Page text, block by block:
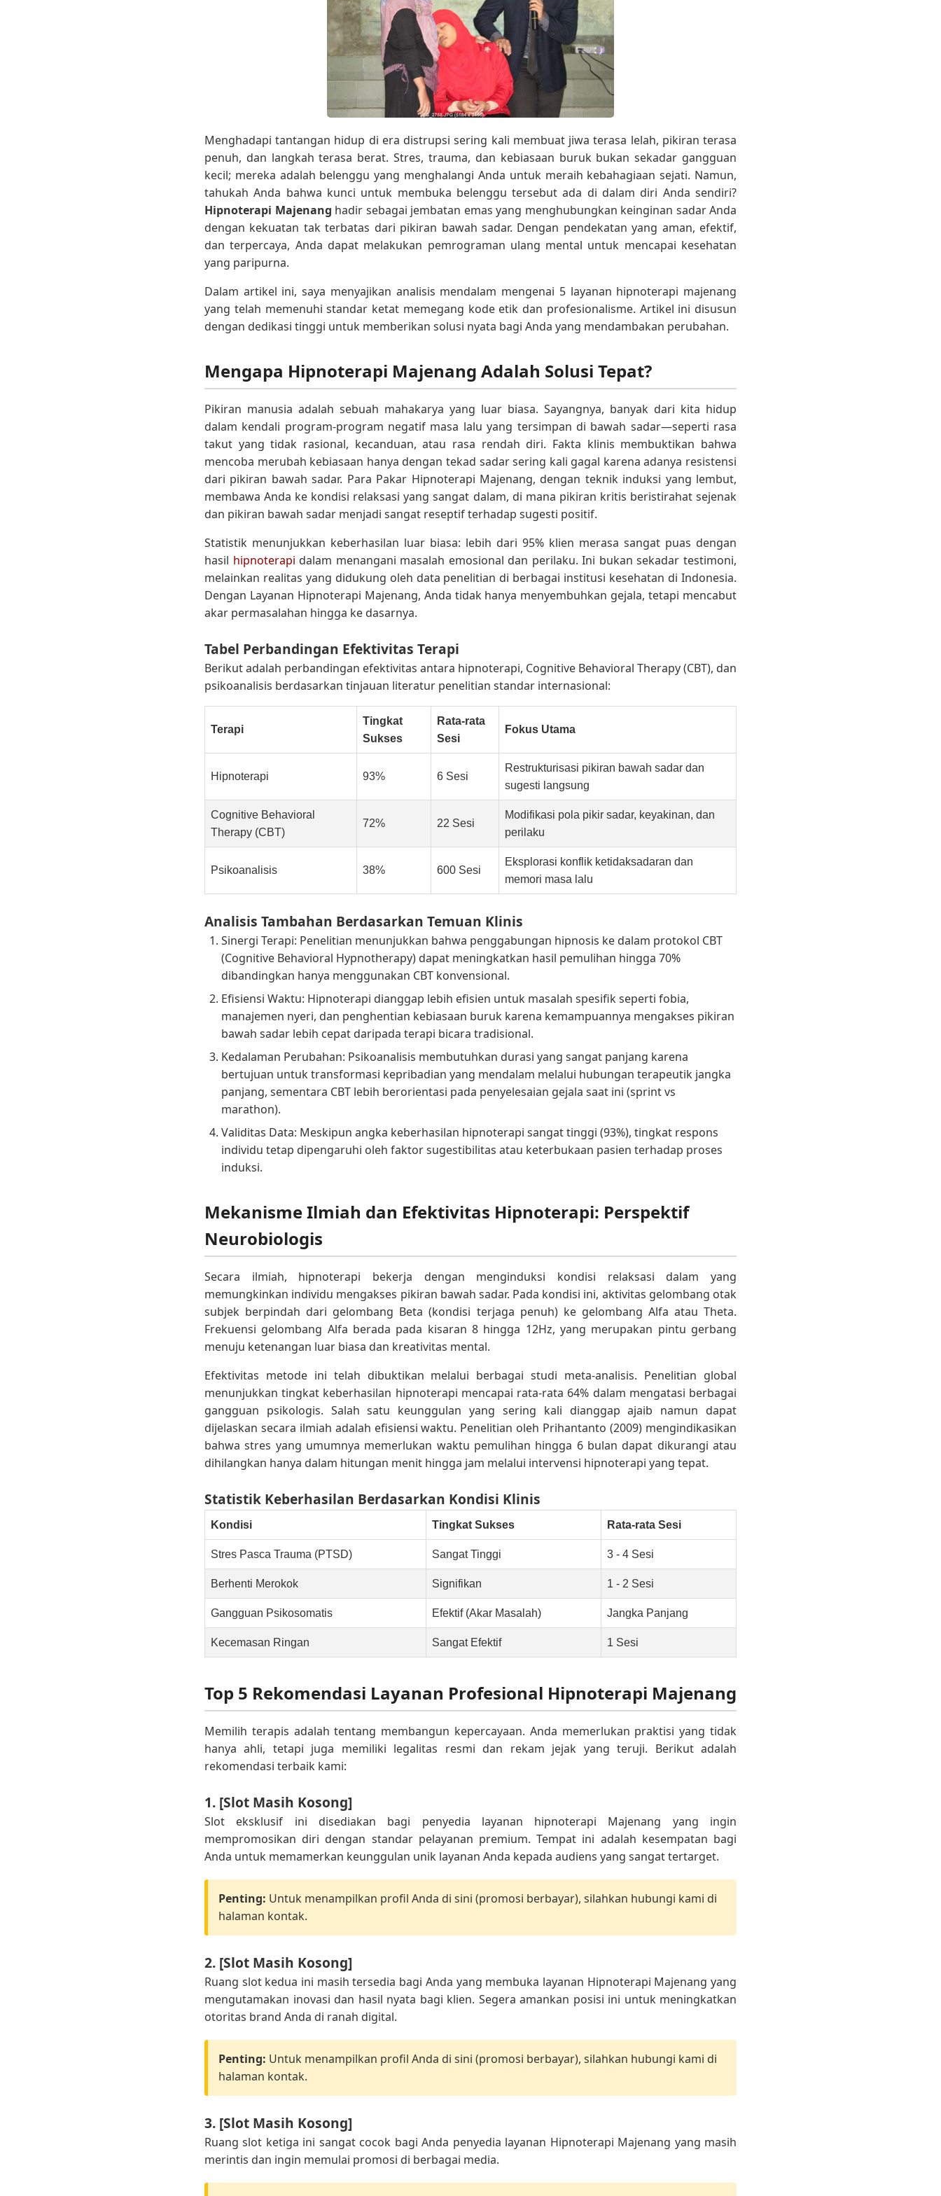
Menghadapi tantangan hidup di era distrupsi sering kali membuat jiwa terasa lelah, pikiran terasa
penuh, dan langkah terasa berat. Stres, trauma, dan kebiasaan buruk bukan sekadar gangguan
kecil; mereka adalah belenggu yang menghalangi Anda untuk meraih kebahagiaan sejati. Namun,
tahukah Anda bahwa kunci untuk membuka belenggu tersebut ada di dalam diri Anda sendiri?
Hipnoterapi Majenang hadir sebagai jembatan emas yang menghubungkan keinginan sadar Anda
dengan kekuatan tak terbatas dari pikiran bawah sadar. Dengan pendekatan yang aman, efektif,
dan terpercaya, Anda dapat melakukan pemrograman ulang mental untuk mencapai kesehatan
yang paripurna.
Dalam artikel ini, saya menyajikan analisis mendalam mengenai 5 layanan hipnoterapi majenang
yang telah memenuhi standar ketat memegang kode etik dan profesionalisme. Artikel ini disusun
dengan dedikasi tinggi untuk memberikan solusi nyata bagi Anda yang mendambakan perubahan.
Mengapa Hipnoterapi Majenang Adalah Solusi Tepat?
Pikiran manusia adalah sebuah mahakarya yang luar biasa. Sayangnya, banyak dari kita hidup
dalam kendali program-program negatif masa lalu yang tersimpan di bawah sadar—seperti rasa
takut yang tidak rasional, kecanduan, atau rasa rendah diri. Fakta klinis membuktikan bahwa
mencoba merubah kebiasaan hanya dengan tekad sadar sering kali gagal karena adanya resistensi
dari pikiran bawah sadar. Para Pakar Hipnoterapi Majenang, dengan teknik induksi yang lembut,
membawa Anda ke kondisi relaksasi yang sangat dalam, di mana pikiran kritis beristirahat sejenak
dan pikiran bawah sadar menjadi sangat reseptif terhadap sugesti positif.
Statistik menunjukkan keberhasilan luar biasa: lebih dari 95% klien merasa sangat puas dengan
hasil hipnoterapi dalam menangani masalah emosional dan perilaku. Ini bukan sekadar testimoni,
melainkan realitas yang didukung oleh data penelitian di berbagai institusi kesehatan di Indonesia.
Dengan Layanan Hipnoterapi Majenang, Anda tidak hanya menyembuhkan gejala, tetapi mencabut
akar permasalahan hingga ke dasarnya.
Tabel Perbandingan Efektivitas Terapi
Berikut adalah perbandingan efektivitas antara hipnoterapi, Cognitive Behavioral Therapy (CBT), dan
psikoanalisis berdasarkan tinjauan literatur penelitian standar internasional:
Terapi
Tingkat
Sukses
Rata-rata
Sesi
Fokus Utama
Hipnoterapi 93% 6 Sesi
Restrukturisasi pikiran bawah sadar dan
sugesti langsung
Cognitive Behavioral
Therapy (CBT)
72% 22 Sesi
Modifikasi pola pikir sadar, keyakinan, dan
perilaku
Psikoanalisis 38% 600 Sesi
Eksplorasi konflik ketidaksadaran dan
memori masa lalu
Analisis Tambahan Berdasarkan Temuan Klinis
Sinergi Terapi: Penelitian menunjukkan bahwa penggabungan hipnosis ke dalam protokol CBT
(Cognitive Behavioral Hypnotherapy) dapat meningkatkan hasil pemulihan hingga 70%
dibandingkan hanya menggunakan CBT konvensional.
Efisiensi Waktu: Hipnoterapi dianggap lebih efisien untuk masalah spesifik seperti fobia,
manajemen nyeri, dan penghentian kebiasaan buruk karena kemampuannya mengakses pikiran
bawah sadar lebih cepat daripada terapi bicara tradisional.
Kedalaman Perubahan: Psikoanalisis membutuhkan durasi yang sangat panjang karena
bertujuan untuk transformasi kepribadian yang mendalam melalui hubungan terapeutik jangka
panjang, sementara CBT lebih berorientasi pada penyelesaian gejala saat ini (sprint vs
marathon).
Validitas Data: Meskipun angka keberhasilan hipnoterapi sangat tinggi (93%), tingkat respons
individu tetap dipengaruhi oleh faktor sugestibilitas atau keterbukaan pasien terhadap proses
induksi.
Mekanisme Ilmiah dan Efektivitas Hipnoterapi: Perspektif
Neurobiologis
Secara ilmiah, hipnoterapi bekerja dengan menginduksi kondisi relaksasi dalam yang
memungkinkan individu mengakses pikiran bawah sadar. Pada kondisi ini, aktivitas gelombang otak
subjek berpindah dari gelombang Beta (kondisi terjaga penuh) ke gelombang Alfa atau Theta.
Frekuensi gelombang Alfa berada pada kisaran 8 hingga 12Hz, yang merupakan pintu gerbang
menuju ketenangan luar biasa dan kreativitas mental.
Efektivitas metode ini telah dibuktikan melalui berbagai studi meta-analisis. Penelitian global
menunjukkan tingkat keberhasilan hipnoterapi mencapai rata-rata 64% dalam mengatasi berbagai
gangguan psikologis. Salah satu keunggulan yang sering kali dianggap ajaib namun dapat
dijelaskan secara ilmiah adalah efisiensi waktu. Penelitian oleh Prihantanto (2009) mengindikasikan
bahwa stres yang umumnya memerlukan waktu pemulihan hingga 6 bulan dapat dikurangi atau
dihilangkan hanya dalam hitungan menit hingga jam melalui intervensi hipnoterapi yang tepat.
Statistik Keberhasilan Berdasarkan Kondisi Klinis
Kondisi Tingkat Sukses Rata-rata Sesi
Stres Pasca Trauma (PTSD) Sangat Tinggi 3 - 4 Sesi
Berhenti Merokok Signifikan 1 - 2 Sesi
Gangguan Psikosomatis Efektif (Akar Masalah) Jangka Panjang
Kecemasan Ringan Sangat Efektif 1 Sesi
Top 5 Rekomendasi Layanan Profesional Hipnoterapi Majenang
Memilih terapis adalah tentang membangun kepercayaan. Anda memerlukan praktisi yang tidak
hanya ahli, tetapi juga memiliki legalitas resmi dan rekam jejak yang teruji. Berikut adalah
rekomendasi terbaik kami:
1. [Slot Masih Kosong]
Slot eksklusif ini disediakan bagi penyedia layanan hipnoterapi Majenang yang ingin
mempromosikan diri dengan standar pelayanan premium. Tempat ini adalah kesempatan bagi
Anda untuk memamerkan keunggulan unik layanan Anda kepada audiens yang sangat tertarget.
Penting: Untuk menampilkan profil Anda di sini (promosi berbayar), silahkan hubungi kami di
halaman kontak.
2. [Slot Masih Kosong]
Ruang slot kedua ini masih tersedia bagi Anda yang membuka layanan Hipnoterapi Majenang yang
mengutamakan inovasi dan hasil nyata bagi klien. Segera amankan posisi ini untuk meningkatkan
otoritas brand Anda di ranah digital.
Penting: Untuk menampilkan profil Anda di sini (promosi berbayar), silahkan hubungi kami di
halaman kontak.
3. [Slot Masih Kosong]
Ruang slot ketiga ini sangat cocok bagi Anda penyedia layanan Hipnoterapi Majenang yang masih
merintis dan ingin memulai promosi di berbagai media.